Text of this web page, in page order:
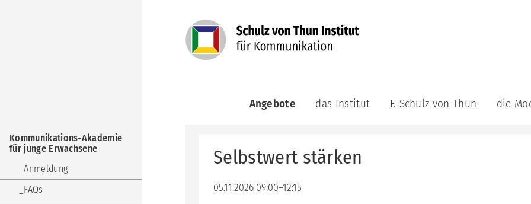
Angebote
junge
Erwachsene
KBT
das Institut
aktuell
F. Schulz von Thun die
Selbstwert stärken
05.11.2026 09:00–12:15
überspringen
Kommunikations-Akademie
für junge Erwachsene
Anmeldung
FAQs